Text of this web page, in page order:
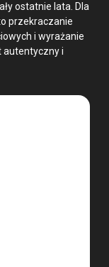
ostatnie lata. Dla
przekraczanie
i wyrażanie
autentyczny i